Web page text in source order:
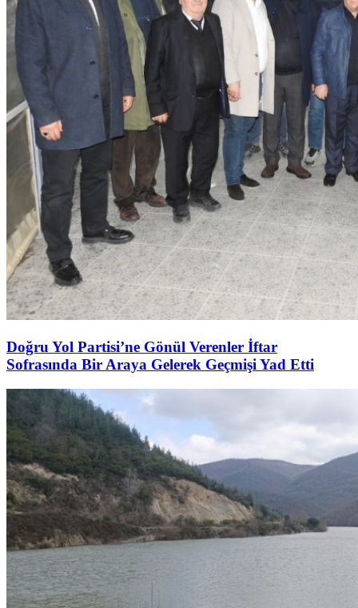
Doğru Yol Partisi’ne Gönül Verenler İftar
Sofrasında Bir Araya Gelerek Geçmişi Yad Etti